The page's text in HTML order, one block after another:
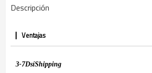
Descripción
Ventajas
3-7DsíShipping